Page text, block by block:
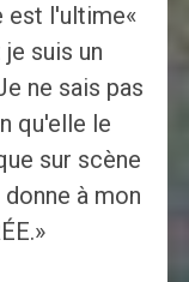
est l'ultime«
suis un
ne sais pas
qu'elle le
sur scène
à mon